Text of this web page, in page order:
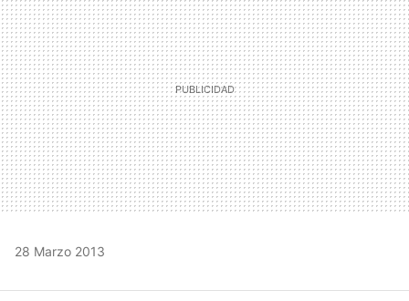
28 Marzo 2013